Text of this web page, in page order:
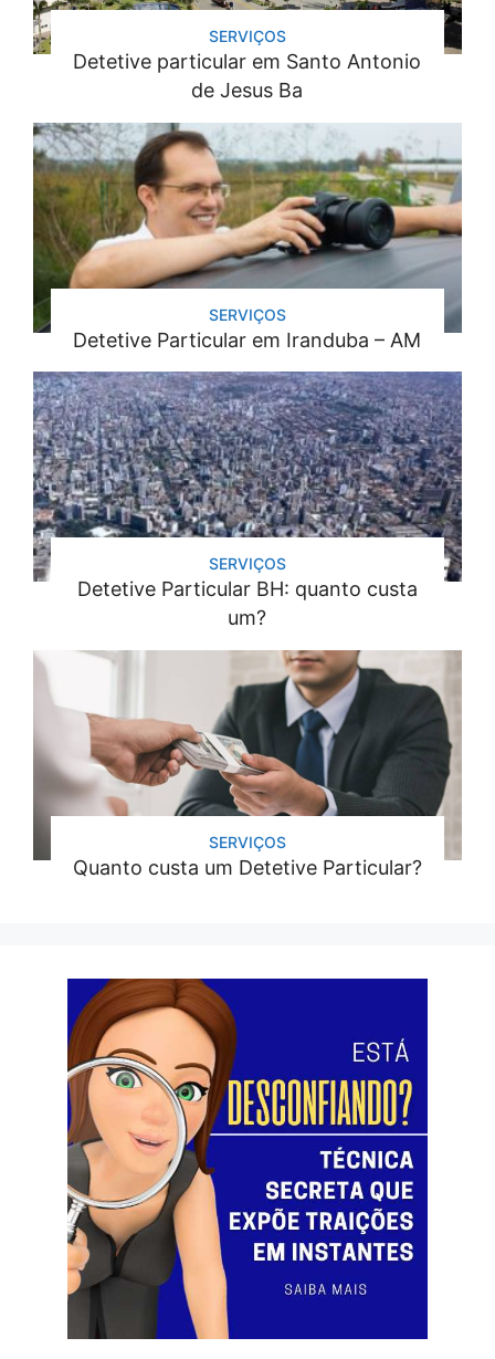
SERVIÇOS
Detetive particular em Santo Antonio
de Jesus Ba
SERVIÇOS
Detetive Particular em Iranduba – AM
SERVIÇOS
Detetive Particular BH: quanto custa
um?
SERVIÇOS
Quanto custa um Detetive Particular?